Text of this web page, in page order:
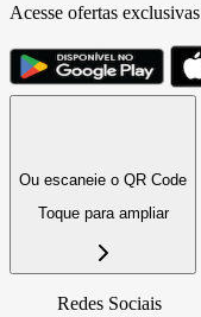
Acesse ofertas
Ou escaneie o QR Code
Toque para ampliar
Redes Sociais